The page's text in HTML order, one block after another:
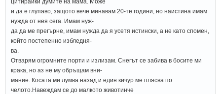
цитирайки думите на мама. Може
и да е глупаво, защото вече минавам 20-те години, но наистина имам
нужда от нея сега. Имам нуж-
да да ме прегърне, имам нужда да я усетя истински, а не като спомен,
който постепенно избледня-
ва.
Отварям огромните порти и излизам. Снегът се забива в босите ми
крака, но аз не му обръщам вни-
мание. Косата ми лумва назад и един кичур ме плясва по
челото.Навеждам се до малкото животинче